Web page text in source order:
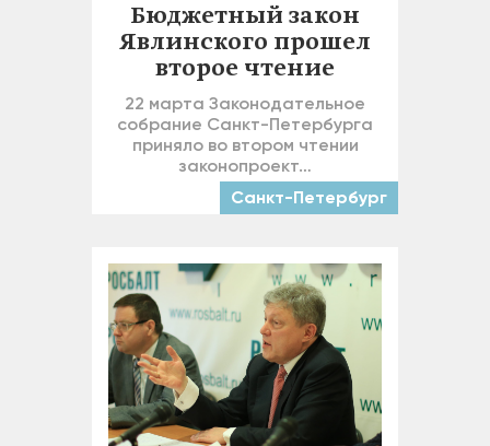
Бюджетный закон
Явлинского прошел
второе чтение
22 марта Законодательное
собрание Санкт-Петербурга
приняло во втором чтении
законопроект…
Санкт-Петербург